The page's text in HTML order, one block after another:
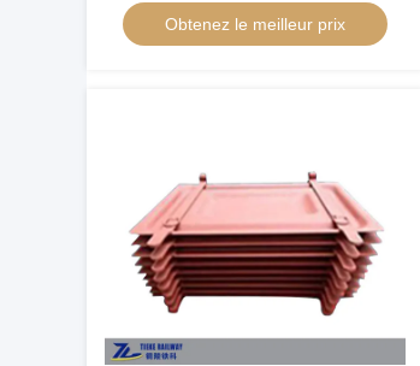
Obtenez le meilleur prix